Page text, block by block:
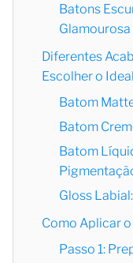
Batons
Glamourosa
Diferentes
Escolher o Ideal
Batom
Batom
Batom
Gloss
Como Aplicar
Passo 1: